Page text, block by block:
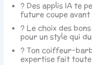
? Des applis IA te
future coupe avant
? Le choix des
pour un style qui
? Ton coiffeur-
expertise fait